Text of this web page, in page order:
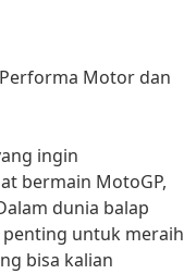
Motor dan
ingin
bermain MotoGP,
dunia balap
untuk meraih
bisa kalian